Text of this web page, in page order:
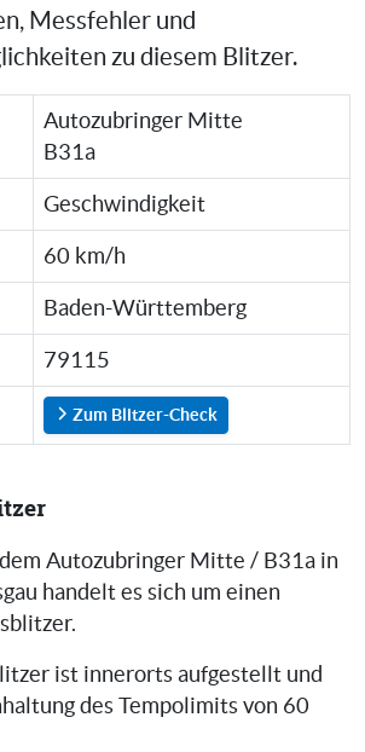
Messfehler und
zu diesem Blitzer.
Autozubringer Mitte
B31a
Geschwindigkeit
60 km/h
Baden-Württemberg
79115
Zum Blitzer-Check
Autozubringer Mitte / B31a in
handelt es sich um einen
ist innerorts aufgestellt und
des Tempolimits von 60